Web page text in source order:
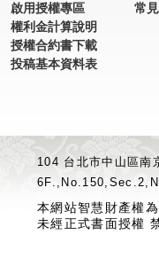
啟用授權專區
權利金計算說明
授權合約書下載
投稿基本資料表
常
104 台北市中山區
本網站智慧財產權
未經正式書面授權